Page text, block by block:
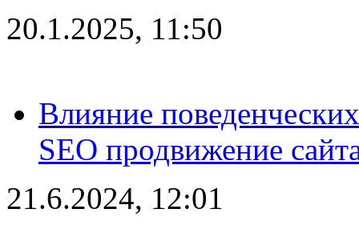
20.1.2025, 11:50
Влияние
SEO продвижение
21.6.2024, 12:01